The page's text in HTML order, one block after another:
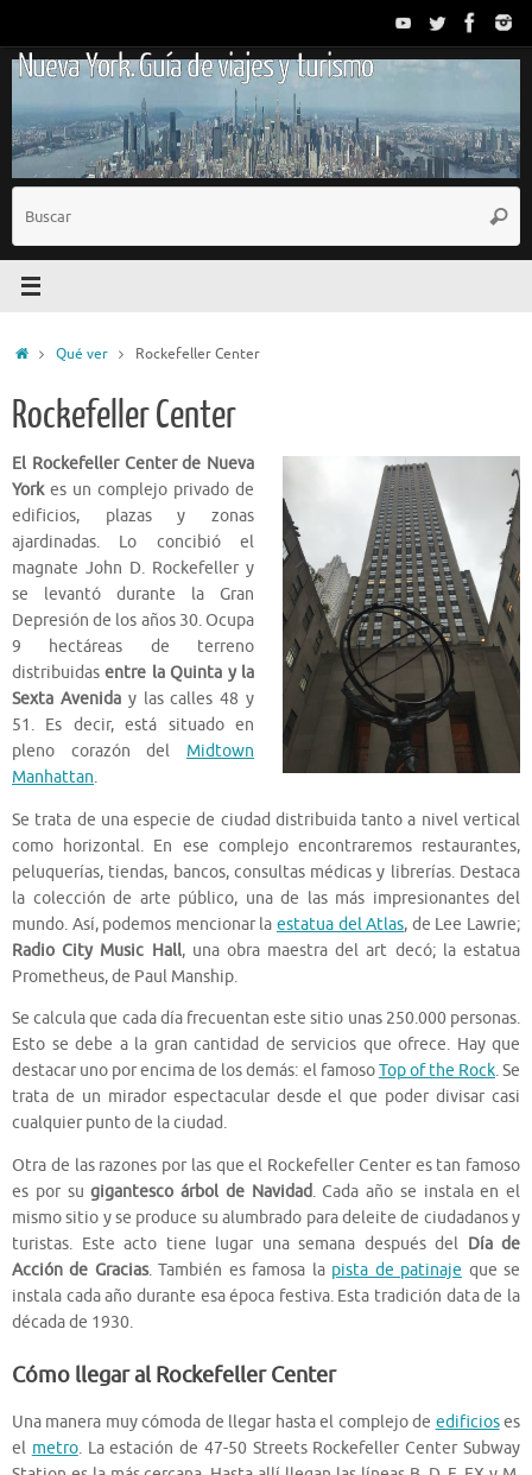
contenido
Nueva York. Guía de viajes y turismo
InicioQué ver Rockefeller Center
Rockefeller Center
El Rockefeller Center de Nueva
Yorkes un complejo privado de
edificios, plazas y zonas
ajardinadas. Lo concibió el
magnate John D. Rockefeller y
se levantó durante la Gran
Depresión de los años 30. Ocupa
9 hectáreas de terreno
distribuidasentre la Quinta y la
Sexta Aveniday las calles 48 y
51. Es decir, está situado en
pleno corazón del Midtown
Manhattan.
Se trata de una especie de ciudad distribuida tanto a nivel vertical
como horizontal. En ese complejo encontraremos restaurantes,
peluquerías, tiendas, bancos, consultas médicas y librerías. Destaca
la colección de arte público, una de las más impresionantes del
mundo. Así, podemos mencionar la estatua del Atlas, de Lee Lawrie;
Radio City Music Hall, una obra maestra del art decó; la estatua
Prometheus, de Paul Manship.
Se calcula que cada día frecuentan este sitio unas 250.000 personas.
Esto se debe a la gran cantidad de servicios que ofrece. Hay que
destacar uno por encima de los demás: el famosoTop of the Rock. Se
trata de un mirador espectacular desde el que poder divisar casi
cualquier punto de la ciudad.
Otra de las razones por las que el Rockefeller Center es tan famoso
es por sugigantesco árbol de Navidad. Cada año se instala en el
mismo sitio y se produce su alumbrado para deleite de ciudadanos y
turistas. Este acto tiene lugar una semana después del Día de
Acción de Gracias. También es famosa la pista de patinaje que se
instala cada año durante esa época festiva. Esta tradición data de la
década de 1930.
Cómo llegar al Rockefeller Center
Una manera muy cómoda de llegar hasta el complejo de edificioses
el metro. La estación de 47-50 Streets Rockefeller Center Subway